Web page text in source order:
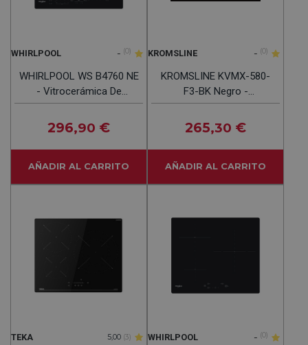
WHIRLPOOL - (0)
WHIRLPOOL WS B4760 NE
- Vitrocerámica De
Inducción 3 Fuegos
296,90 €
AÑADIR AL CARRITO
KROMSLINE - (0)
KROMSLINE KVMX-580-
F3-BK Negro -
Vitrocerámica De
Inducción 77CM
265,30 €
AÑADIR AL CARRITO
TEKA 5,00 (3) WHIRLPOOL - (0)